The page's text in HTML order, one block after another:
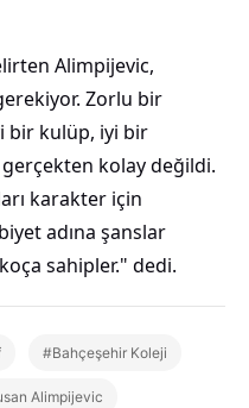
Alimpijevic,
Zorlu bir
bir kulüp, iyi bir
kolay değildi.
karakter için
adına şanslar
sahipler." dedi.
#Bahçeşehir Koleji
Alimpijevic